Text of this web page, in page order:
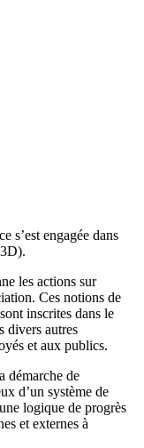
s’est engagée dans
les actions sur
Ces notions de
inscrites dans le
divers autres
et aux publics.
démarche de
d’un système de
logique de progrès
et externes à